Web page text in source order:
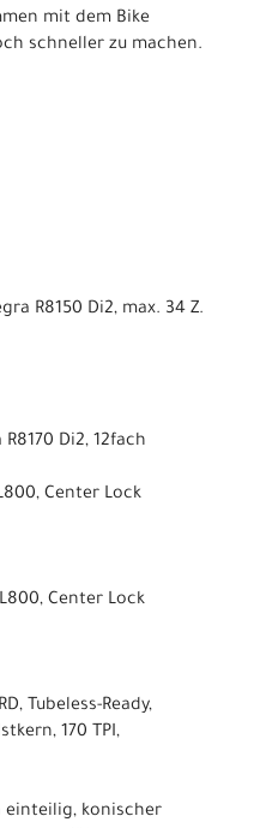
mit dem Bike
schneller zu machen.
R8150 Di2, max. 34 Z.
Di2, 12fach
Center Lock
Center Lock
Tubeless-Ready,
170 TPI,
einteilig, konischer